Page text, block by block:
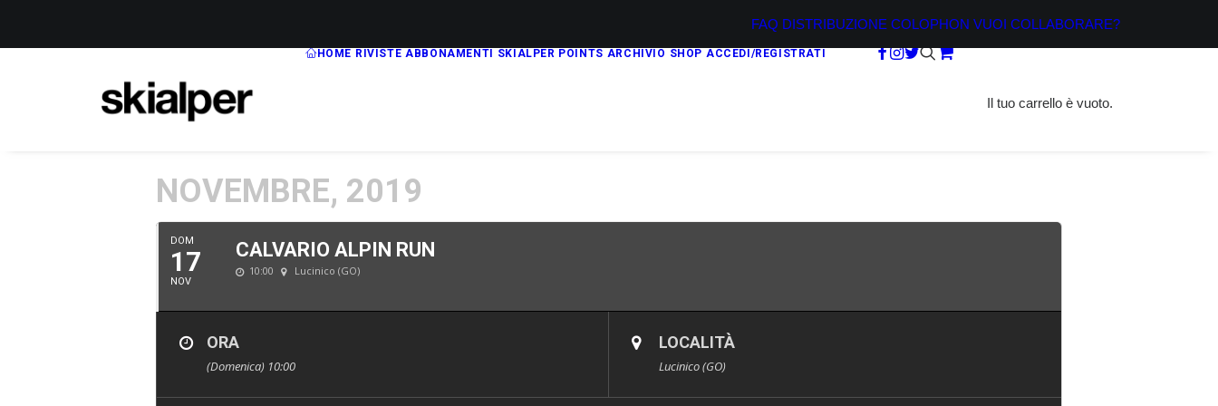
FAQ DISTRIBUZIONE COLOPHON VUOI COLLABORARE?
HOME RIVISTE ABBONAMENTI SKIALPER POINTS ARCHIVIO SHOP ACCEDI/REGISTRATI
Il tuo carrello è vuoto.
NOVEMBRE, 2019
DOM
17
NOV
CALVARIO ALPIN RUN
10:00 Lucinico (GO)
ORA
(Domenica) 10:00
LOCALITÀ
Lucinico (GO)